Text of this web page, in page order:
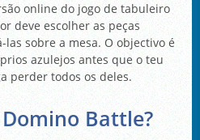
online do jogo de tabuleiro
deve escolher as peças
sobre a mesa. O objectivo é
azulejos antes que o teu
perder todos os deles.
Battle?